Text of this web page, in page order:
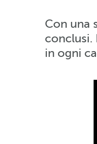
Con una
conclusi.
in ogni